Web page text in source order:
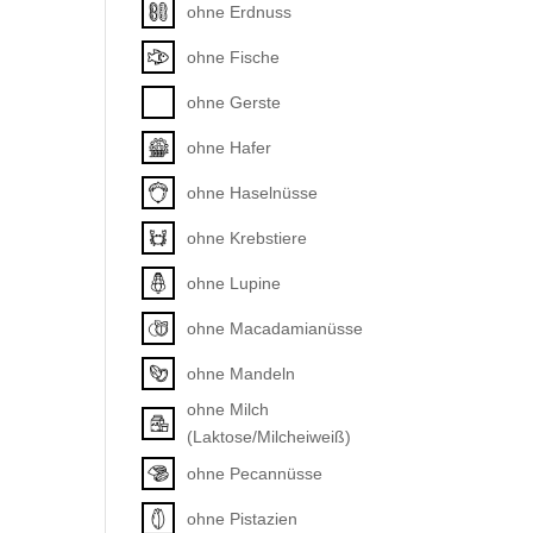
ohne Erdnuss
ohne Fische
ohne Gerste
ohne Hafer
ohne Haselnüsse
ohne Krebstiere
ohne Lupine
ohne Macadamianüsse
ohne Mandeln
ohne Milch
(Laktose/Milcheiweiß)
ohne Pecannüsse
ohne Pistazien